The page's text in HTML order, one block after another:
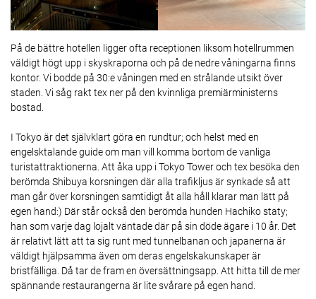
På de bättre hotellen ligger ofta receptionen liksom hotellrummen
väldigt högt upp i skyskraporna och på de nedre våningarna finns
kontor. Vi bodde på 30:e våningen med en strålande utsikt över
staden. Vi såg rakt tex ner på den kvinnliga premiärministerns
bostad.
I Tokyo är det självklart göra en rundtur; och helst med en
engelsktalande guide om man vill komma bortom de vanliga
turistattraktionerna. Att åka upp i Tokyo Tower och tex besöka den
berömda Shibuya korsningen där alla trafikljus är synkade så att
man går över korsningen samtidigt åt alla håll klarar man lätt på
egen hand:) Där står också den berömda hunden Hachiko staty;
han som varje dag lojalt väntade där på sin döde ägare i 10 år. Det
är relativt lätt att ta sig runt med tunnelbanan och japanerna är
väldigt hjälpsamma även om deras engelskakunskaper är
bristfälliga. Då tar de fram en översättningsapp. Att hitta till de mer
spännande restaurangerna är lite svårare på egen hand.